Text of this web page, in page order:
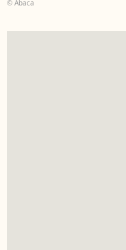
© Abaca